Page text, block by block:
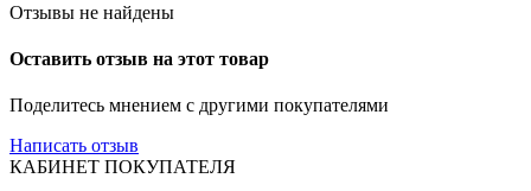
Отзывы не найдены
Оставить отзыв на этот товар
Поделитесь мнением с другими покупателями
Написать отзыв
КАБИНЕТ ПОКУПАТЕЛЯ